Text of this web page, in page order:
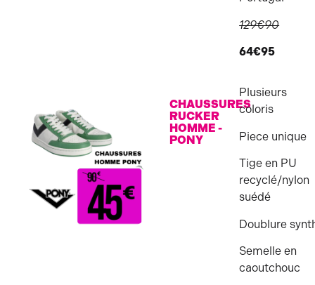
129€90
64€95
CHAUSSURES
RUCKER
HOMME -
PONY
Plusieurs
coloris
Piece unique
Tige en PU
recyclé/nylon
suédé
Doublure
Semelle en
caoutchouc